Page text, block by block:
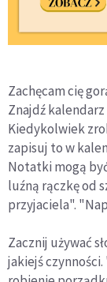
Zachęcam cię
Znajdź
Kiedykolwiek
zapisuj to w
Notatki mogą
luźną rączkę od
przyjaciela".
Zacznij używać
jakiejś